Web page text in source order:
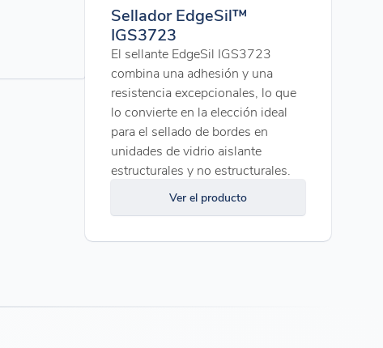
Sellador EdgeSil™
IGS3723
El sellante EdgeSil IGS3723
combina una adhesión y una
resistencia excepcionales, lo que
lo convierte en la elección ideal
para el sellado de bordes en
unidades de vidrio aislante
estructurales y no estructurales.
Ver el producto